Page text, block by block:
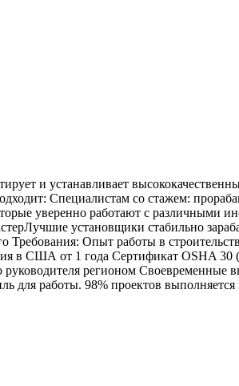
и устанавливает
Специалистам со стажем:
уверенно работают с различными
установщики стабильно
Требования: Опыт работы в
в США от 1 года Сертификат OSHA 30
руководителя регионом Своевременные
работы. 98% проектов